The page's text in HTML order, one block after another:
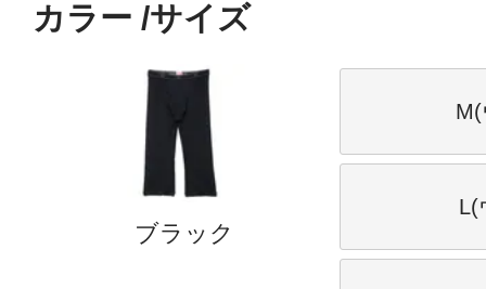
カラー サイズ
ブラック
L(